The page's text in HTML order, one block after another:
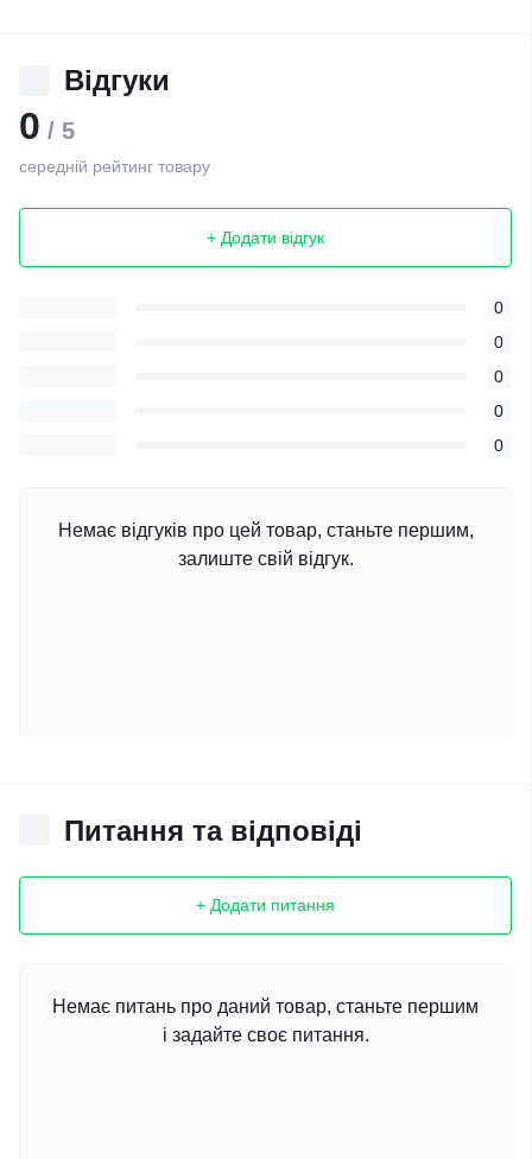
Відгуки
0 / 5
середній рейтинг товару
+ Додати відгук
0
0
0
0
0
Немає відгуків про цей товар, станьте першим,
залиште свій відгук.
Питання та відповіді
+ Додати питання
Немає питань про даний товар, станьте першим
і задайте своє питання.